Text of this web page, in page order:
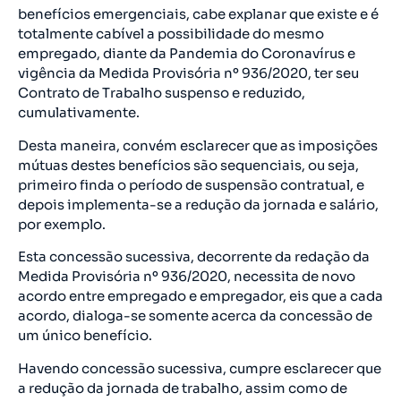
benefícios emergenciais, cabe explanar que existe e é
totalmente cabível a possibilidade do mesmo
empregado, diante da Pandemia do Coronavírus e
vigência da Medida Provisória nº 936/2020, ter seu
Contrato de Trabalho suspenso e reduzido,
cumulativamente.
Desta maneira, convém esclarecer que as imposições
mútuas destes benefícios são sequenciais, ou seja,
primeiro finda o período de suspensão contratual, e
depois implementa-se a redução da jornada e salário,
por exemplo.
Esta concessão sucessiva, decorrente da redação da
Medida Provisória nº 936/2020, necessita de novo
acordo entre empregado e empregador, eis que a cada
acordo, dialoga-se somente acerca da concessão de
um único benefício.
Havendo concessão sucessiva, cumpre esclarecer que
a redução da jornada de trabalho, assim como de